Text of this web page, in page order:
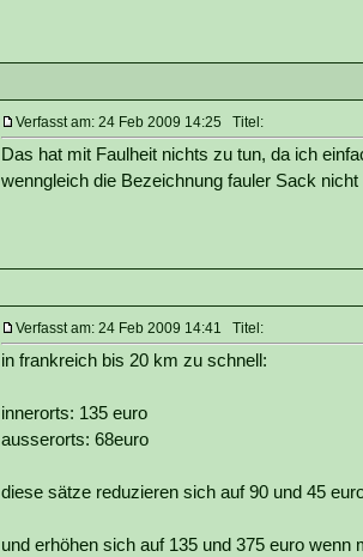
Verfasst am: 24 Feb 2009 14:25 Titel:
Das hat mit Faulheit nichts zu tun, da ich
wenngleich die Bezeichnung fauler Sack
Verfasst am: 24 Feb 2009 14:41 Titel:
in frankreich bis 20 km zu schnell:
innerorts: 135 euro
ausserorts: 68euro
diese sätze reduzieren sich auf 90 und 45
und erhöhen sich auf 135 und 375 euro